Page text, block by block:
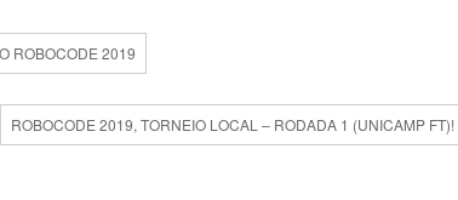
ROBOCODE 2019
ROBOCODE 2019, TORNEIO LOCAL – RODADA 1 (UNICAMP FT)!